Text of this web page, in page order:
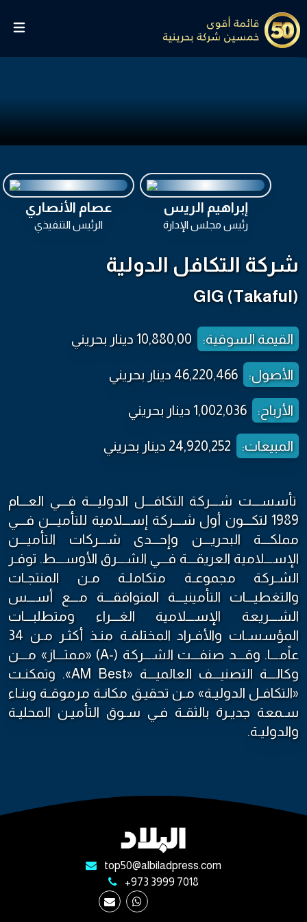
عصام الأنصاري
الرئيس التنفيذي
إبراهيم الريس
رئيس مجلس الإدارة
شركة التكافل الدولية
GIG (Takaful)
القيمة السوقية: 10,880,00 دينار بحريني
الأصول: 46,220,466 دينار بحريني
الأرباح: 1,002,036 دينار بحريني
المبيعات: 24,920,252 دينار بحريني
تأسســـت شـــركة التكافـــل الدوليـــة فـــي العـــام
1989 لتكـــون أول شـــركة إســـلامية للتأميـــن فـــي
مملكـــة البحريـــن وإحـــدى شـــركات التأميـــن
الإســـلامية العريقـــة فـــي الشـــرق الأوســـط. توفـر
الشـركة مجموعـة متكاملـة مـن المنتجـات
والتغطيـــات التأمينيـــة المتوافقـــة مـــع أســـس
الشـــريعة الإســـلامية الغـــراء ومتطلبـــات
المؤسسـات والأفـراد المختلفـة منـذ أكثـر مـن 34
عاًمـــا. وقـــد صنفـــت الشـــركة (-A) «ممتـــاز» مـــن
وكالـــة التصنيـــف العالميـــة «AM Best». وتمكنـت
«التكافـل الدوليـة» مـن تحقيـق مكانـة مرموقـة وبنـاء
سـمعة جديـرة بالثقـة فـي سـوق التأميـن المحليـة
والدوليـة.
top50@albiladpress.com
+973 3999 7018